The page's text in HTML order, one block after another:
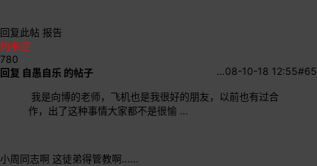
回复此帖 报告
约书亚
780
#65
08-10-18 12:55
…
回复 自愚自乐 的帖子
我是向博的老师，飞机也是我很好的朋友，以前也有过合
作，出了这种事情大家都不是很愉 ...
小周同志啊 这徒弟得管教啊......